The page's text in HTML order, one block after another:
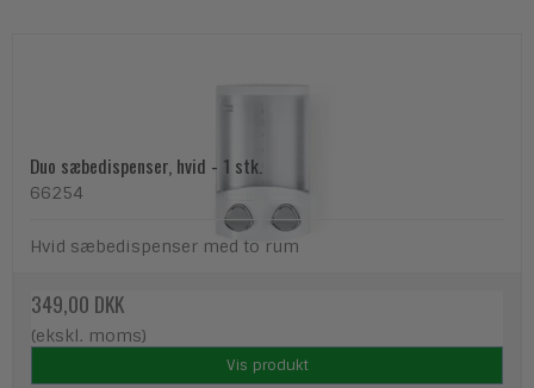
Duo sæbedispenser, hvid - 1 stk.
66254
Hvid sæbedispenser med to rum
349,00 DKK
(ekskl. moms)
Vis produkt